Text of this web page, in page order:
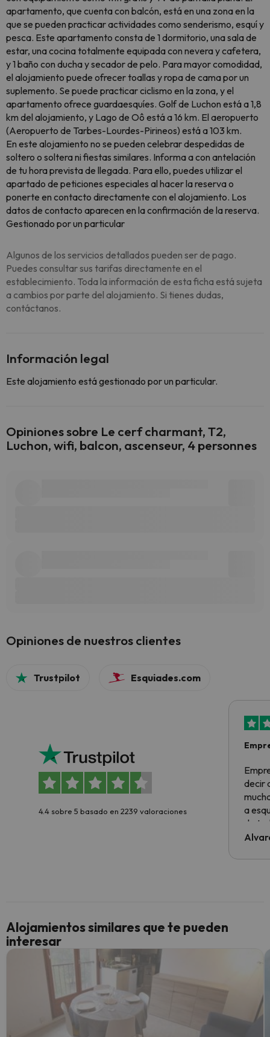
apartamento, que cuenta con balcón, está en una zona en la
que se pueden practicar actividades como senderismo, esquí y
pesca. Este apartamento consta de 1 dormitorio, una sala de
estar, una cocina totalmente equipada con nevera y cafetera,
y 1 baño con ducha y secador de pelo. Para mayor comodidad,
el alojamiento puede ofrecer toallas y ropa de cama por un
suplemento. Se puede practicar ciclismo en la zona, y el
apartamento ofrece guardaesquíes. Golf de Luchon está a 1,8
km del alojamiento, y Lago de Oô está a 16 km. El aeropuerto
(Aeropuerto de Tarbes-Lourdes-Pirineos) está a 103 km.
En este alojamiento no se pueden celebrar despedidas de
soltero o soltera ni fiestas similares. Informa a con antelación
de tu hora prevista de llegada. Para ello, puedes utilizar el
apartado de peticiones especiales al hacer la reserva o
ponerte en contacto directamente con el alojamiento. Los
datos de contacto aparecen en la confirmación de la reserva.
Gestionado por un particular
Algunos de los servicios detallados pueden ser de pago.
Puedes consultar sus tarifas directamente en el
establecimiento. Toda la información de esta ficha está sujeta
a cambios por parte del alojamiento. Si tienes dudas,
contáctanos.
Información legal
Este alojamiento está gestionado por un particular.
Opiniones sobre Le cerf charmant, T2,
Luchon, wifi, balcon, ascenseur, 4 personnes
Opiniones de nuestros clientes
Trustpilot Esquiades.com
4.4 sobre 5 basado en 2239 valoraciones
decir
a
de
al
culpa
yo.
Alojamientos similares que te pueden
interesar